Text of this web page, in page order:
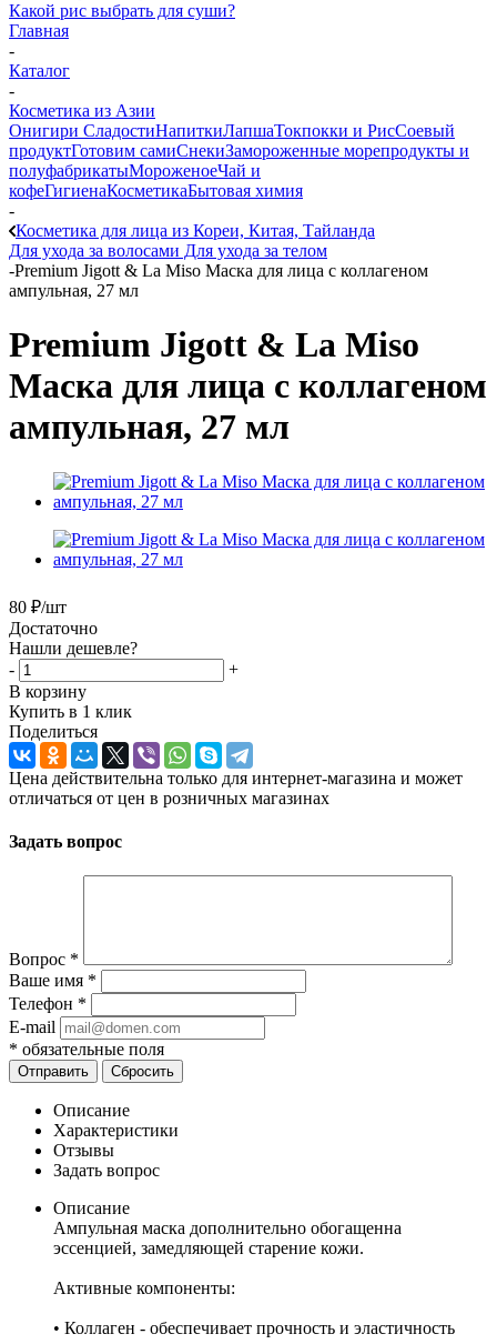
Какой рис выбрать для суши?
Главная
-
Каталог
-
Косметика из Азии
Онигири СладостиНапиткиЛапшаТокпокки и РисСоевый
продуктГотовим самиСнекиЗамороженные морепродукты и
полуфабрикатыМороженоеЧай и
кофеГигиенаКосметикаБытовая химия
-
Косметика для лица из Кореи, Китая, Тайланда
Для ухода за волосами Для ухода за телом
-Premium Jigott & La Miso Маска для лица с коллагеном
ампульная, 27 мл
Premium Jigott & La Miso
Маска для лица с коллагеном
ампульная, 27 мл
80 ₽/шт
Достаточно
Нашли дешевле?
-
+
В корзину
Купить в 1 клик
Поделиться
Цена действительна только для интернет-магазина и может
отличаться от цен в розничных магазинах
Задать вопрос
Вопрос *
Ваше имя *
Телефон *
E-mail
* обязательные поля
Отправить Сбросить
Описание
Характеристики
Отзывы
Задать вопрос
Описание
Ампульная маска дополнительно обогащенна
эссенцией, замедляющей старение кожи.
Активные компоненты:
• Коллаген - обеспечивает прочность и эластичность